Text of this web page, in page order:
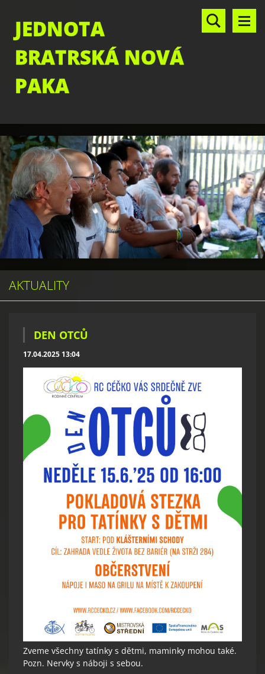
JEDNOTA
BRATRSKÁ NOVÁ
PAKA
AKTUALITY
DEN OTCŮ
17.04.2025 13:04
Zveme všechny tatínky s dětmi, maminky mohou také.
Pozn. Nervky s náboji s sebou.